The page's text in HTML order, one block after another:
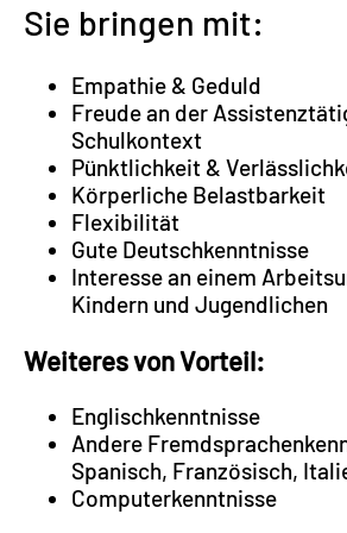
Sie bringen mit:
Empathie & Geduld
Freude an der
Schulkontext
Pünktlichkeit &
Körperliche Belastbarkeit
Flexibilität
Gute Deutschkenntnisse
Interesse an einem
Kindern und Jugendlichen
Weiteres von Vorteil:
Englischkenntnisse
Andere
Spanisch, Französisch,
Computerkenntnisse